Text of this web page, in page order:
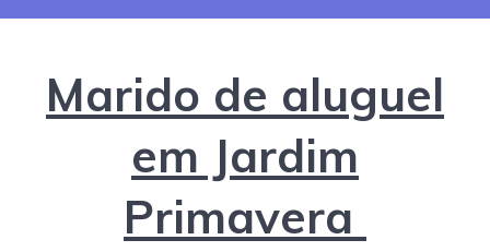
Marido de aluguel
em Jardim
Primavera